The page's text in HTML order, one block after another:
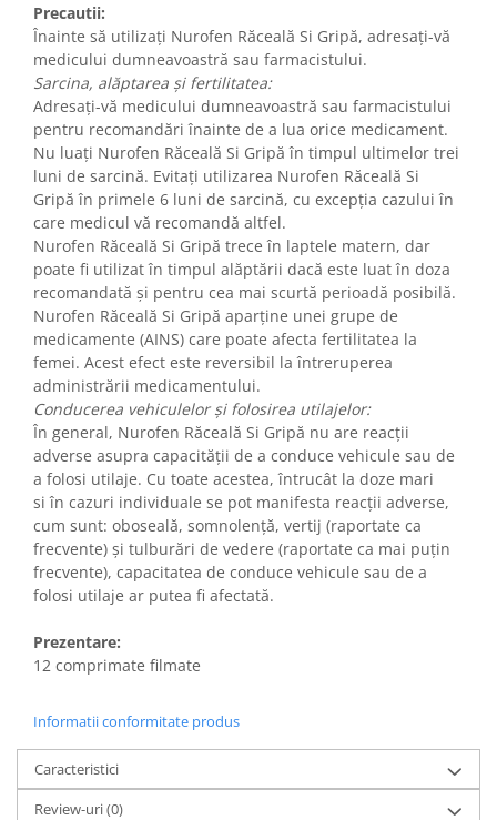
Precautii:
Înainte să utilizaţi Nurofen Răceală Si Gripă, adresaţi-vă
medicului dumneavoastră sau farmacistului.
Sarcina, alăptarea și fertilitatea:
Adresaţi-vă medicului dumneavoastră sau farmacistului
pentru recomandări înainte de a lua orice medicament.
Nu luaţi Nurofen Răceală Si Gripă în timpul ultimelor trei
luni de sarcină. Evitaţi utilizarea Nurofen Răceală Si
Gripă în primele 6 luni de sarcină, cu excepţia cazului în
care medicul vă recomandă altfel.
Nurofen Răceală Si Gripă trece în laptele matern, dar
poate fi utilizat în timpul alăptării dacă este luat în doza
recomandată şi pentru cea mai scurtă perioadă posibilă.
Nurofen Răceală Si Gripă aparţine unei grupe de
medicamente (AINS) care poate afecta fertilitatea la
femei. Acest efect este reversibil la întreruperea
administrării medicamentului.
Conducerea vehiculelor şi folosirea utilajelor:
În general, Nurofen Răceală Si Gripă nu are reacţii
adverse asupra capacităţii de a conduce vehicule sau de
a folosi utilaje. Cu toate acestea, întrucât la doze mari
si în cazuri individuale se pot manifesta reacţii adverse,
cum sunt: oboseală, somnolenţă, vertij (raportate ca
frecvente) şi tulburări de vedere (raportate ca mai puţin
frecvente), capacitatea de conduce vehicule sau de a
folosi utilaje ar putea fi afectată.
Prezentare:
12 comprimate filmate
Informatii conformitate produs
Caracteristici
Review-uri(0)